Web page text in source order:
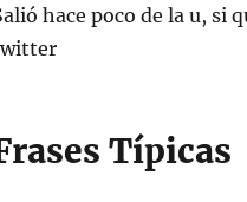
hace poco de la u, si
Típicas